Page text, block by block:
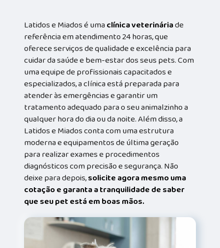
Latidos e Miados é umaclínica veterináriade
referência em atendimento 24 horas, que
oferece serviços de qualidade e excelência para
cuidar da saúde e bem-estar dos seus pets. Com
uma equipe de profissionais capacitados e
especializados, a clínica está preparada para
atender às emergências e garantir um
tratamento adequado para o seu animalzinho a
qualquer hora do dia ou da noite. Além disso, a
Latidos e Miados conta com uma estrutura
moderna e equipamentos de última geração
para realizar exames e procedimentos
diagnósticos com precisão e segurança. Não
deixe para depois,solicite agora mesmo uma
cotação e garanta a tranquilidade de saber
que seu pet está em boas mãos.